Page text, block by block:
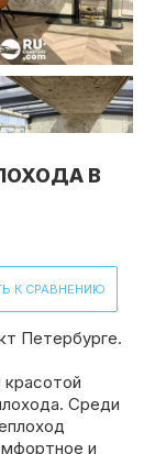
В
К СРАВНЕНИЮ
Петербурге.
Среди
и